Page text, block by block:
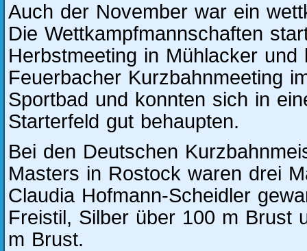
Auch der November war ein
Die Wettkampfmannschaften
Herbstmeeting in Mühlacker und
Feuerbacher Kurzbahnmeeting
Sportbad und konnten sich in
Starterfeld gut behaupten.
Bei den Deutschen
Masters in Rostock waren drei
Claudia Hofmann-Scheidler
Freistil, Silber über 100 m Brust
m Brust.